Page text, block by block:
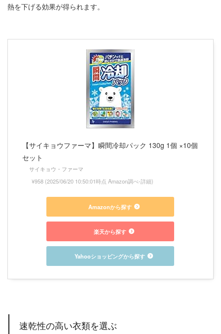
熱を下げる効果が得られます。
【サイキョウファーマ】瞬間冷却パック 130g 1個 ×10個
セット
サイキョウ・ファーマ
¥958 (2025/06/20 10:50:01時点 Amazon調べ-詳細)
Amazonから探す
楽天から探す
Yahooショッピングから探す
速乾性の高い衣類を選ぶ